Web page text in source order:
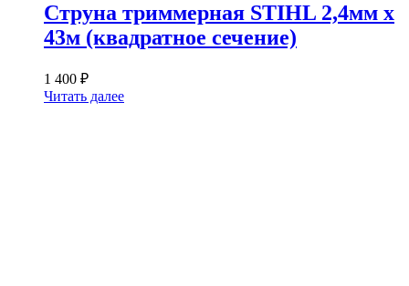
Струна триммерная STIHL 2,4мм х
43м (квадратное сечение)
1 400 ₽
Читать далее